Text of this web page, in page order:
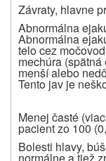
Závraty, hlavne
Abnormálna
Abnormálna
telo cez
mechúra
menší alebo
Tento jav je
Menej časté
pacient zo 100
Bolesti hlavy,